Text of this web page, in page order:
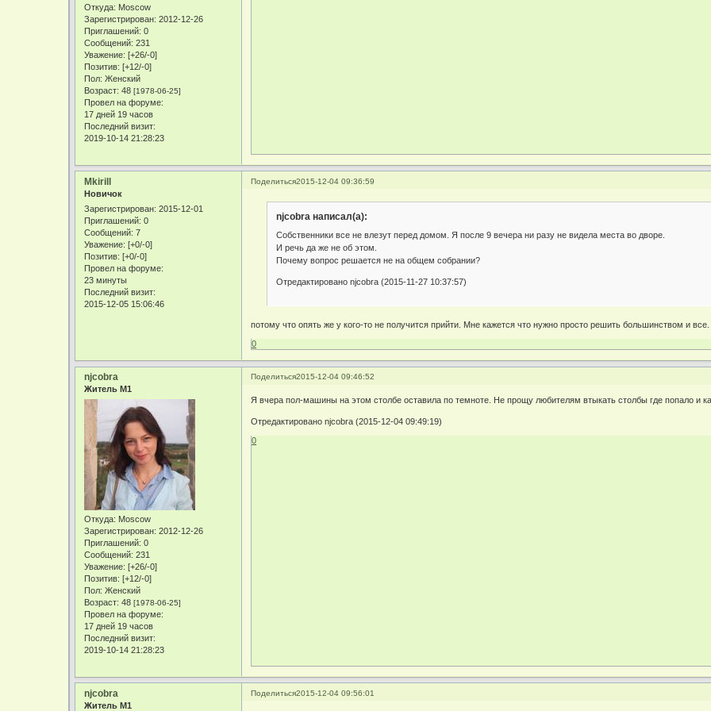
Откуда: Moscow
Зарегистрирован: 2012-12-26
Приглашений: 0
Сообщений: 231
Уважение: [+26/-0]
Позитив: [+12/-0]
Пол: Женский
Возраст: 48[1978-06-25]
Провел на форуме:
17 дней 19 часов
Последний визит:
2019-10-14 21:28:23
Поделиться2015-12-04 09:36:59
Mkirill
Новичок
Зарегистрирован: 2015-12-01
Приглашений: 0
Сообщений: 7
Уважение: [+0/-0]
Позитив: [+0/-0]
Провел на форуме:
23 минуты
Последний визит:
2015-12-05 15:06:46
njcobra написал(а):
Собственники все не влезут перед домом. Я после 9 вечера ни разу не видела места во дворе.
И речь да же не об этом.
Почему вопрос решается не на общем собрании?
Отредактировано njcobra (2015-11-27 10:37:57)
потому что опять же у кого-то не получится прийти. Мне кажется что нужно просто решить большинством и все.
0
Поделиться2015-12-04 09:46:52
njcobra
Житель М1
Откуда: Moscow
Зарегистрирован: 2012-12-26
Приглашений: 0
Сообщений: 231
Уважение: [+26/-0]
Позитив: [+12/-0]
Пол: Женский
Возраст: 48[1978-06-25]
Провел на форуме:
17 дней 19 часов
Последний визит:
2019-10-14 21:28:23
Я вчера пол-машины на этом столбе оставила по темноте. Не прощу любителям втыкать столбы где попало и
Отредактировано njcobra (2015-12-04 09:49:19)
0
Поделиться2015-12-04 09:56:01
njcobra
Житель М1